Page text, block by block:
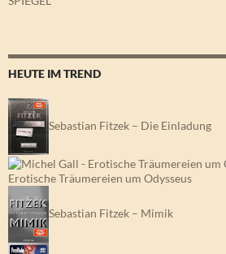
HEUTE IM TREND
Sebastian Fitzek – Die Einladung
Erotische Träumereien um Odysseus
Sebastian Fitzek – Mimik